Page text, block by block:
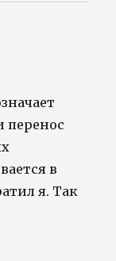
перенос
в
я. Так